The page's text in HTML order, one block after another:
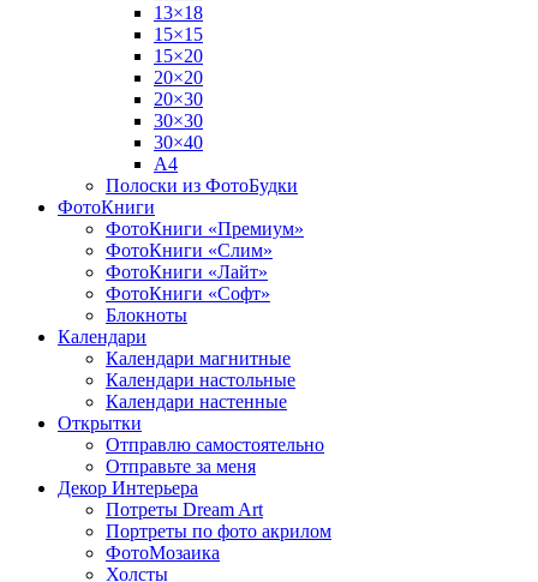
13×18
15×15
15×20
20×20
20×30
30×30
30×40
A4
Полоски из ФотоБудки
ФотоКниги
ФотоКниги «Премиум»
ФотоКниги «Слим»
ФотоКниги «Лайт»
ФотоКниги «Софт»
Блокноты
Календари
Календари магнитные
Календари настольные
Календари настенные
Открытки
Отправлю самостоятельно
Отправьте за меня
Декор Интерьера
Потреты Dream Art
Портреты по фото акрилом
ФотоМозаика
Холсты